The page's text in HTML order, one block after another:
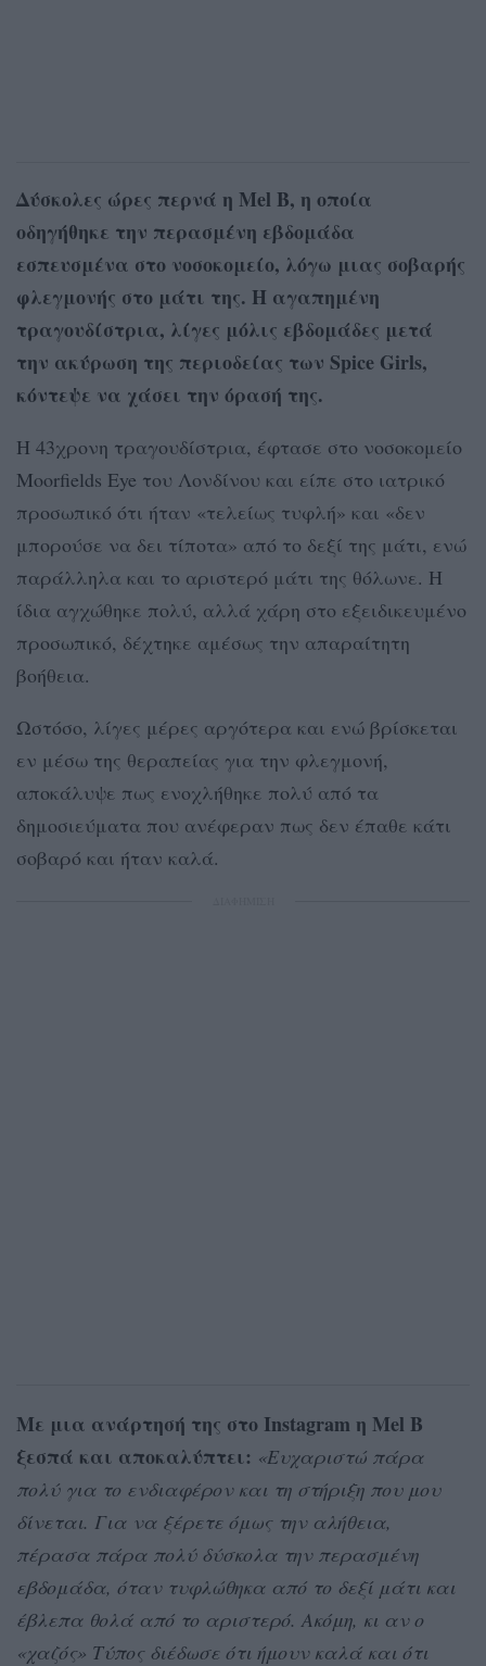
Δύσκολες ώρες περνά η Mel B, η οποία
οδηγήθηκε την περασμένη εβδομάδα
εσπευσμένα στο νοσοκομείο, λόγω μιας σοβαρής
φλεγμονής στο μάτι της. Η αγαπημένη
τραγουδίστρια, λίγες μόλις εβδομάδες μετά
την ακύρωση της περιοδείας των Spice Girls,
κόντεψε να χάσει την όρασή της.
H 43χρονη τραγουδίστρια, έφτασε στο νοσοκομείο
Moorfields Eye του Λονδίνου και είπε στο ιατρικό
προσωπικό ότι ήταν «τελείως τυφλή» και «δεν
μπορούσε να δει τίποτα» από το δεξί της μάτι, ενώ
παράλληλα και το αριστερό μάτι της θόλωνε. Η
ίδια αγχώθηκε πολύ, αλλά χάρη στο εξειδικευμένο
προσωπικό, δέχτηκε αμέσως την απαραίτητη
βοήθεια.
Ωστόσο, λίγες μέρες αργότερα και ενώ βρίσκεται
εν μέσω της θεραπείας για την φλεγμονή,
αποκάλυψε πως ενοχλήθηκε πολύ από τα
δημοσιεύματα που ανέφεραν πως δεν έπαθε κάτι
σοβαρό και ήταν καλά.
Με μια ανάρτησή της στο Instagram η Mel B
ξεσπά και αποκαλύπτει: «Ευχαριστώ πάρα
πολύ για το ενδιαφέρον και τη στήριξη που μου
δίνεται. Για να ξέρετε όμως την αλήθεια,
πέρασα πάρα πολύ δύσκολα την περασμένη
εβδομάδα, όταν τυφλώθηκα από το δεξί μάτι και
έβλεπα θολά από το αριστερό. Ακόμη, κι αν ο
«χαζός» Τύπος διέδωσε ότι ήμουν καλά και ότι